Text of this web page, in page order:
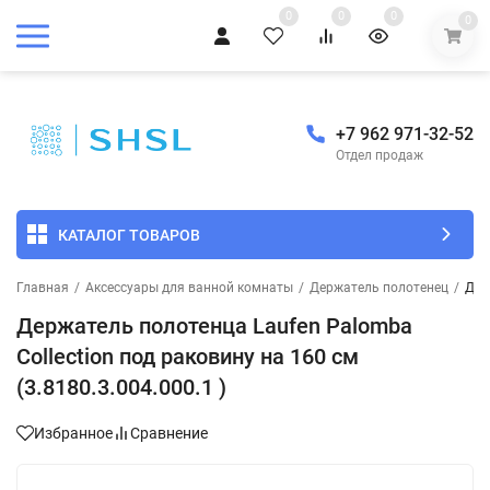
0 0 0 0
+7 962 971-32-52
Отдел продаж
КАТАЛОГ ТОВАРОВ
Главная / Аксессуары для ванной комнаты / Держатель полотенец /
Держатель полотенца Laufen Palomba
Collection под раковину на 160 см
(3.8180.3.004.000.1 )
Избранное Сравнение